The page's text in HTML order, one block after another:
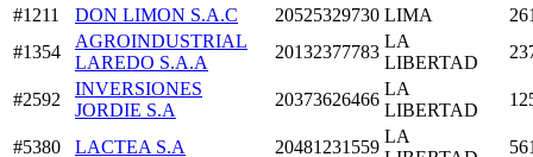
#1211
DON LIMON S.A.C 20525329730 LIMA
#1354
AGROINDUSTRIAL
LAREDO S.A.A
20132377783
LA
LIBERTAD
#2592
INVERSIONES
JORDIE S.A
20373626466
LA
LIBERTAD
#5380 LACTEA S.A 20481231559
LA